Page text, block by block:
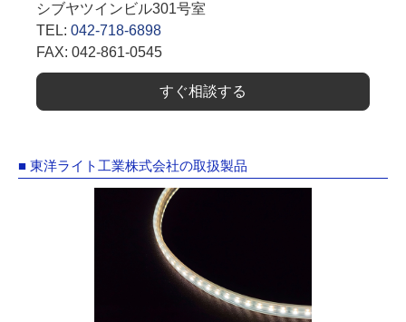
シブヤツインビル301号室
TEL: 042-718-6898
FAX: 042-861-0545
すぐ相談する
■ 東洋ライト工業株式会社の取扱製品